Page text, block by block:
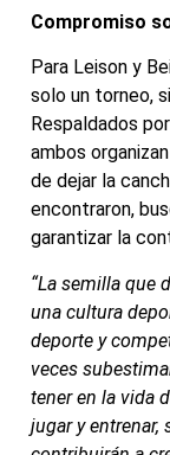
Compromiso
Para Leison y
solo un torneo,
Respaldados
ambos
de dejar la
encontraron,
garantizar la
“La semilla que
una cultura
deporte y
veces
tener en la vida
jugar y entrenar,